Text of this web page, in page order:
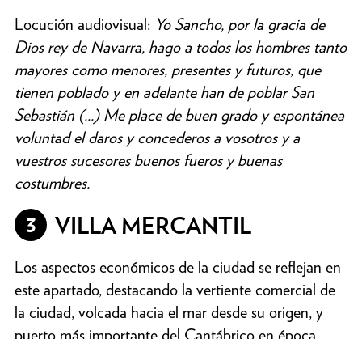
Locución audiovisual: Yo Sancho, por la gracia de
Dios rey de Navarra, hago a todos los hombres tanto
mayores como menores, presentes y futuros, que
tienen poblado y en adelante han de poblar San
Sebastián (...) Me place de buen grado y espontánea
voluntad el daros y concederos a vosotros y a
vuestros sucesores buenos fueros y buenas
costumbres.
3 VILLA MERCANTIL
Los aspectos económicos de la ciudad se reflejan en
este apartado, destacando la vertiente comercial de
la ciudad, volcada hacia el mar desde su origen, y
puerto más importante del Cantábrico en época